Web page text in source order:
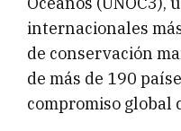
internacionales
de conservación
de más de 190
compromiso global